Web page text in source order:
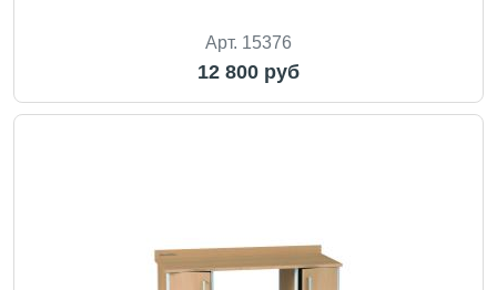
Арт. 15376
12 800 руб